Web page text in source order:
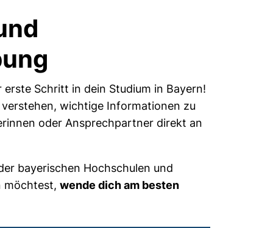
Schritt in dein Studium in Bayern!
wichtige Informationen zu
oder Ansprechpartner direkt an
bayerischen Hochschulen und
möchtest, wende dich am besten